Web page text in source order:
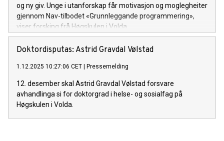
og ny giv. Unge i utanforskap får motivasjon og moglegheiter
gjennom Nav-tilbodet «Grunnleggande programmering»,
viser forsking frå Høgskulen i Volda.
Doktordisputas: Astrid Gravdal Vølstad
1.12.2025 10:27:06 CET Pressemelding
12. desember skal Astrid Gravdal Vølstad forsvare
avhandlinga si for doktorgrad i helse- og sosialfag på
Høgskulen i Volda.